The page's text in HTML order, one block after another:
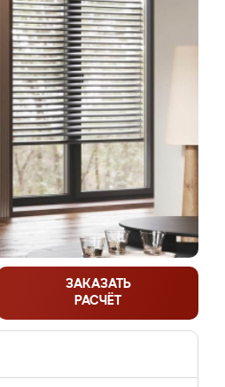
ЗАКАЗАТЬ
РАСЧЁТ